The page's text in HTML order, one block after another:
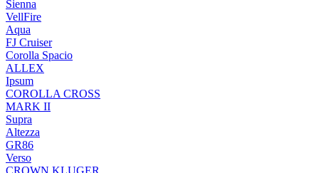
Sienna
VellFire
Aqua
FJ Cruiser
Corolla Spacio
ALLEX
Ipsum
COROLLA CROSS
MARK II
Supra
Altezza
GR86
Verso
CROWN KLUGER